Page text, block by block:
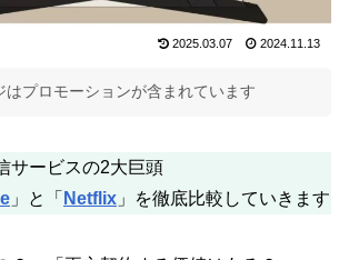
2025.03.07 2024.11.13
はプロモーションが含まれています
サービスの2大巨頭
」と「 Netflix 」を徹底比較していきます